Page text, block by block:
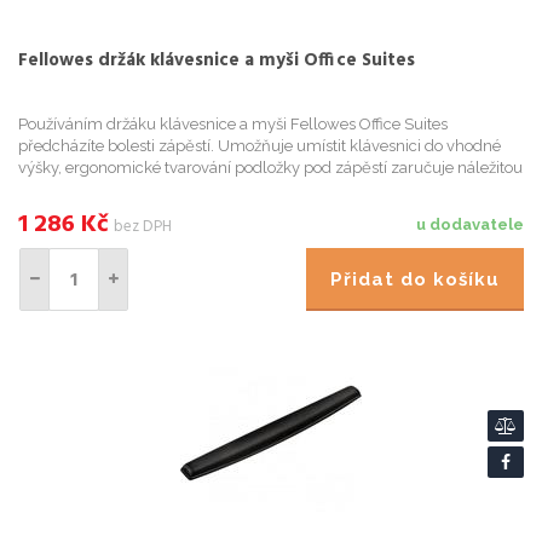
Fellowes držák klávesnice a myši Office Suites
Používáním držáku klávesnice a myši Fellowes Office Suites
předcházíte bolesti zápěstí. Umožňuje umístit klávesnici do vhodné
výšky, ergonomické tvarování podložky pod zápěstí zaručuje náležitou
u dodavatele
1 286 Kč bez DPH
Přidat do košíku